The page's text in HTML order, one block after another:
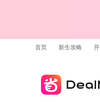
首页 新生攻略